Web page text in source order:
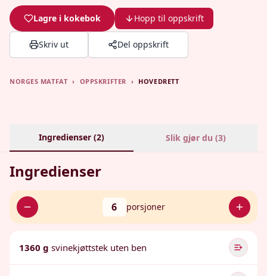
Lagre i kokebok Hopp til oppskrift
Skriv ut Del oppskrift
NORGES MATFAT › OPPSKRIFTER › HOVEDRETT
Ingredienser (2) Slik gjør du (3)
Ingredienser
6 porsjoner
1360 g svinekjøttstek uten ben